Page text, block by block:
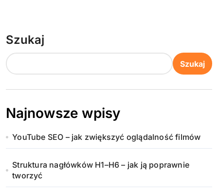
Szukaj
Szukaj
Najnowsze wpisy
YouTube SEO – jak zwiększyć oglądalność filmów
Struktura nagłówków H1–H6 – jak ją poprawnie
tworzyć